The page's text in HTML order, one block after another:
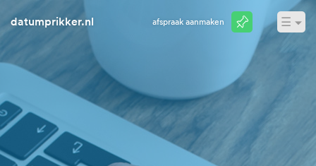
datumprikker.nl
Afspraak aanmaken
☰